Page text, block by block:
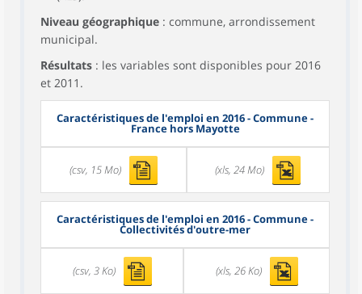
Niveau géographique : commune, arrondissement
municipal.
Résultats : les variables sont disponibles pour 2016
et 2011.
Caractéristiques de l'emploi en 2016 - Commune -
France hors Mayotte
(csv, 15 Mo) (xls, 24 Mo)
Caractéristiques de l'emploi en 2016 - Commune -
Collectivités d'outre-mer
(csv, 3 Ko) (xls, 26 Ko)